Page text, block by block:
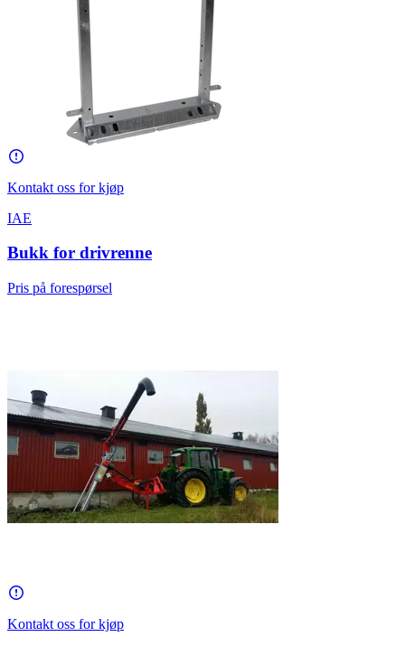
Kontakt oss for kjøp
IAE
Bukk for drivrenne
Pris på forespørsel
Kontakt oss for kjøp